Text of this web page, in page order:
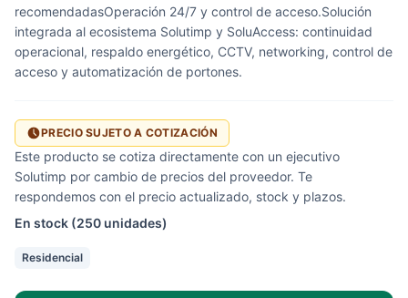
recomendadasOperación 24/7 y control de acceso.Solución
integrada al ecosistema Solutimp y SoluAccess: continuidad
operacional, respaldo energético, CCTV, networking, control de
acceso y automatización de portones.
PRECIO SUJETO A COTIZACIÓN
Este producto se cotiza directamente con un ejecutivo
Solutimp por cambio de precios del proveedor. Te
respondemos con el precio actualizado, stock y plazos.
En stock (250 unidades)
Residencial